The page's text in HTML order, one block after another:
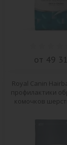
от 49
Royal Canin
профилактики
комочков